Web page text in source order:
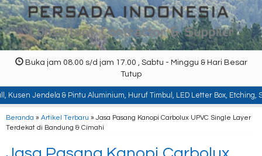
Buka jam 08.00 s/d jam 17.00 , Sabtu - Minggu & Hari Besar
Tutup
Jendela & Pintu Aluminium, Huruf Timbul, LED Letter Box, Etching,
Beranda » Artikel Terbaru » Jasa Pasang Kanopi Carbolux UPVC Single Layer
Terdekat di Bandung & Cimahi